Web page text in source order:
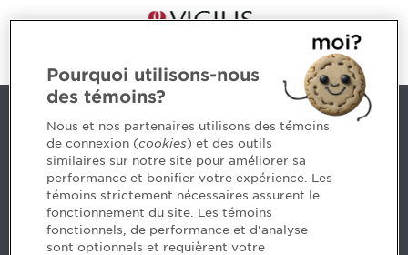
Nous joindre
5, Place Ville Marie, bureau 800, Montréal (Québec)
H3B 2G2
www.cpaquebec.ca
Des questions? Faites appel à notre équipe >
Pourquoi utilisons-nous
des témoins?
Nous et nos partenaires utilisons des témoins
de connexion (cookies) et des outils
similaires sur notre site pour améliorer sa
performance et bonifier votre expérience. Les
témoins strictement nécessaires assurent le
fonctionnement du site. Les témoins
fonctionnels, de performance et d'analyse
sont optionnels et requièrent votre